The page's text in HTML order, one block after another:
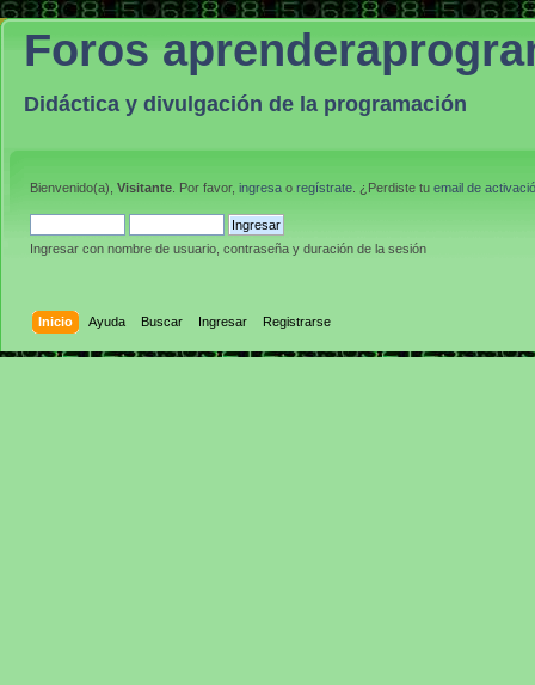
Foros
Didáctica y divulgación de la programación
Bienvenido(a), Visitante . Por favor, ingresa o regístrate . ¿Perdiste tu email de
Ingresar con nombre de usuario, contraseña y duración de la sesión
Inicio Ayuda Buscar Ingresar Registrarse